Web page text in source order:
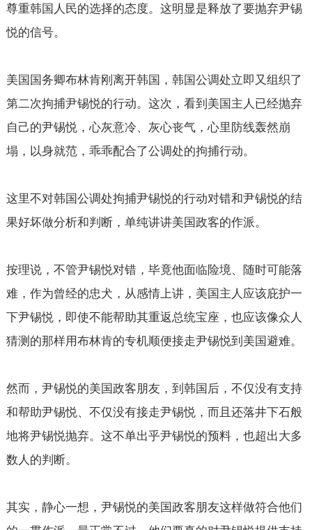
尊重韩国人民的选择的态度。这明显是释放了要抛弃尹锡
悦的信号。
美国国务卿布林肯刚离开韩国，韩国公调处立即又组织了
第二次拘捕尹锡悦的行动。这次，看到美国主人已经抛弃
自己的尹锡悦，心灰意冷、灰心丧气，心里防线轰然崩
塌，以身就范，乖乖配合了公调处的拘捕行动。
这里不对韩国公调处拘捕尹锡悦的行动对错和尹锡悦的结
果好坏做分析和判断，单纯讲讲美国政客的作派。
按理说，不管尹锡悦对错，毕竟他面临险境、随时可能落
难，作为曾经的忠犬，从感情上讲，美国主人应该庇护一
下尹锡悦，即使不能帮助其重返总统宝座，也应该像众人
猜测的那样用布林肯的专机顺便接走尹锡悦到美国避难。
然而，尹锡悦的美国政客朋友，到韩国后，不仅没有支持
和帮助尹锡悦、不仅没有接走尹锡悦，而且还落井下石般
地将尹锡悦抛弃。这不单出乎尹锡悦的预料，也超出大多
数人的判断。
其实，静心一想，尹锡悦的美国政客朋友这样做符合他们